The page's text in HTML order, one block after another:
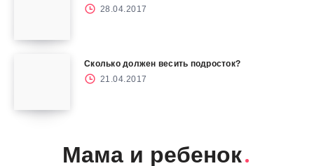
28.04.2017
Сколько должен весить подросток?
21.04.2017
Мама и ребенок